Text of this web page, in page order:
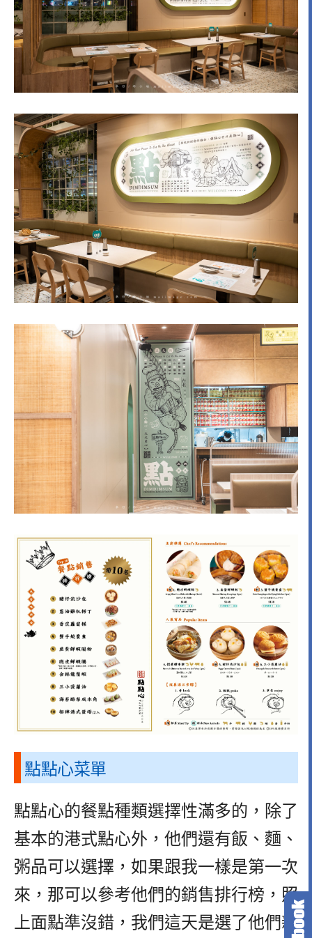
點點心菜單
點點心的餐點種類選擇性滿多的，除了
基本的港式點心外，他們還有飯、麵、
粥品可以選擇，如果跟我一樣是第一次
來，那可以參考他們的銷售排行榜，照
上面點準沒錯，我們這天是選了他們新